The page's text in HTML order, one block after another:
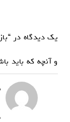
یک دیدگاه در
و آنچه که باید